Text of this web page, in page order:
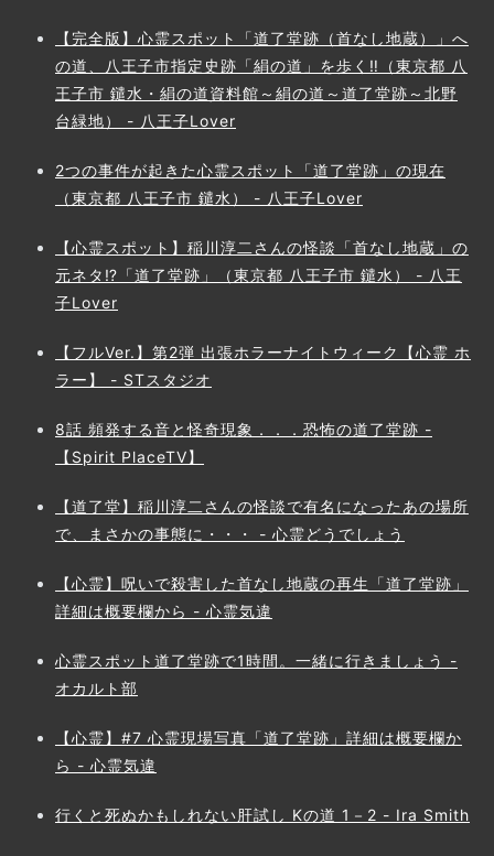
【完全版】心霊スポット「道了堂跡（首なし地蔵）」へ
の道、八王子市指定史跡「絹の道」を歩く‼（東京都 八
王子市 鑓水・絹の道資料館～絹の道～道了堂跡～北野
台緑地） - 八王子Lover
2つの事件が起きた心霊スポット「道了堂跡」の現在
（東京都 八王子市 鑓水） - 八王子Lover
【心霊スポット】稲川淳二さんの怪談「首なし地蔵」の
元ネタ⁉「道了堂跡」（東京都 八王子市 鑓水） - 八王
子Lover
【フルVer.】第2弾 出張ホラーナイトウィーク【心霊 ホ
ラー】 - STスタジオ
8話 頻発する音と怪奇現象．．．恐怖の道了堂跡 -
【Spirit PlaceTV】
【道了堂】稲川淳二さんの怪談で有名になったあの場所
で、まさかの事態に・・・ - 心霊どうでしょう
【心霊】呪いで殺害した首なし地蔵の再生「道了堂跡」
詳細は概要欄から - 心霊気違
心霊スポット道了堂跡で1時間。一緒に行きましょう -
オカルト部
【心霊】#7 心霊現場写真「道了堂跡」詳細は概要欄か
ら - 心霊気違
行くと死ぬかもしれない肝試し Kの道 1－2 - Ira Smith